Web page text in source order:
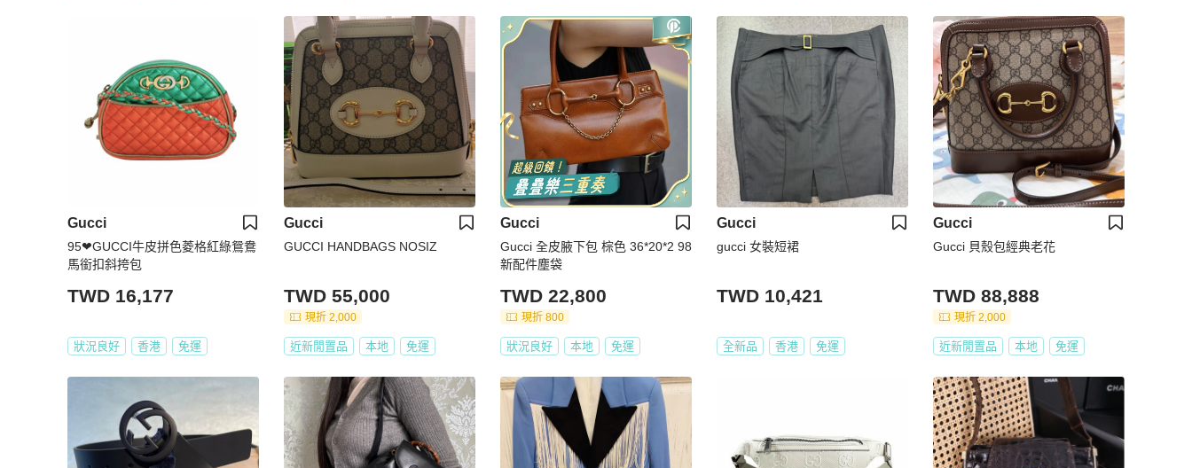
Gucci
95❤GUCCI牛皮拼色菱格紅綠鴛鴦
馬銜扣斜挎包
TWD 16,177
狀況良好 香港 免運
Gucci
GUCCI HANDBAGS NOSIZ
TWD 55,000
現折 2,000
近新閒置品 本地 免運
Gucci
Gucci 全皮腋下包 棕色 36*20*2 98
新配件塵袋
TWD 22,800
現折 800
狀況良好 本地 免運
Gucci
gucci 女裝短裙
TWD 10,421
全新品 香港 免運
Gucci
Gucci 貝殼包經典老花
TWD 88,888
現折 2,000
近新閒置品 本地 免運